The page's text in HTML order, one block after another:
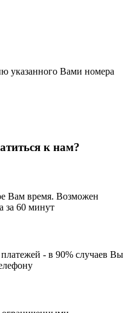
указанного Вами номера
к нам?
Вам время. Возможен
за 60 минут
- в 90% случаев Вы